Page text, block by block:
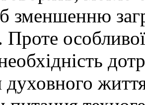
зменшенню
Проте
духовного